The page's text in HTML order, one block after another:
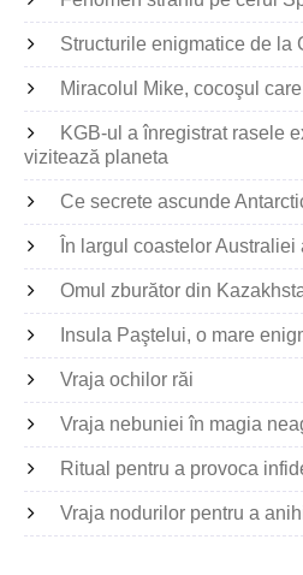
Structurile enigmatice de la
Miracolul Mike, cocoşul
KGB-ul a înregistrat rasele
vizitează planeta
Ce secrete ascunde
În largul coastelor
Omul zburător din
Insula Paştelui, o mare
Vraja ochilor răi
Vraja nebuniei în magia
Ritual pentru a provoca
Vraja nodurilor pentru a